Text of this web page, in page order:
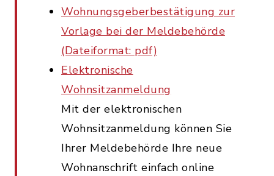
Wohnungsgeberbestätigung zur
Vorlage bei der Meldebehörde
(Dateiformat: pdf)
Elektronische
Wohnsitzanmeldung
Mit der elektronischen
Wohnsitzanmeldung können Sie
Ihrer Meldebehörde Ihre neue
Wohnanschrift einfach online